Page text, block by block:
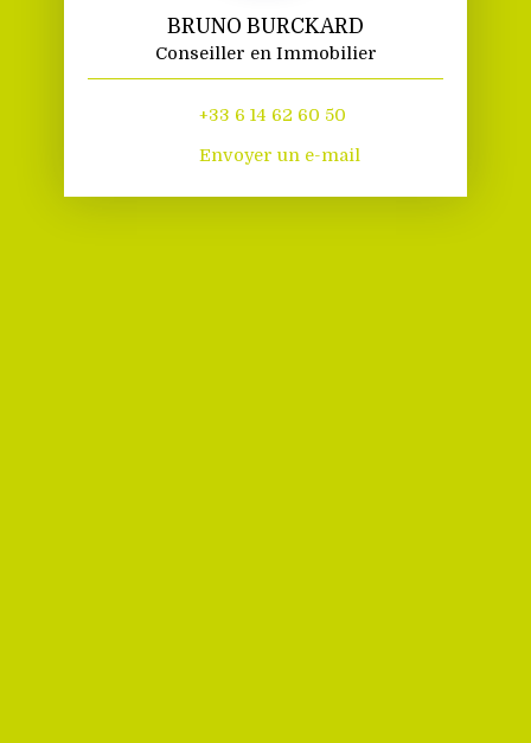
BRUNO BURCKARD
Conseiller en Immobilier
+33 6 14 62 60 50
Envoyer un e-mail